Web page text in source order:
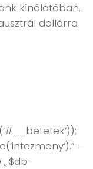
kínálatában.
dollárra
=